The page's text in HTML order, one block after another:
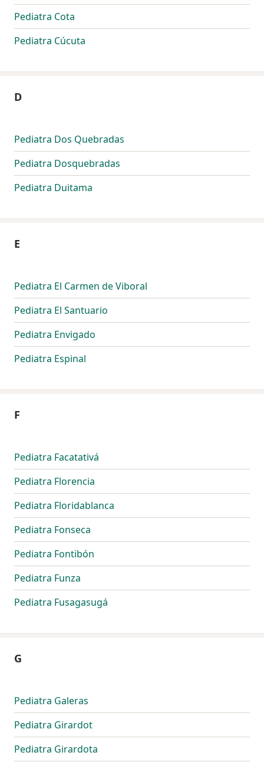
Pediatra Cota
Pediatra Cúcuta
D
Pediatra Dos Quebradas
Pediatra Dosquebradas
Pediatra Duitama
E
Pediatra El Carmen de Viboral
Pediatra El Santuario
Pediatra Envigado
Pediatra Espinal
F
Pediatra Facatativá
Pediatra Florencia
Pediatra Floridablanca
Pediatra Fonseca
Pediatra Fontibón
Pediatra Funza
Pediatra Fusagasugá
G
Pediatra Galeras
Pediatra Girardot
Pediatra Girardota